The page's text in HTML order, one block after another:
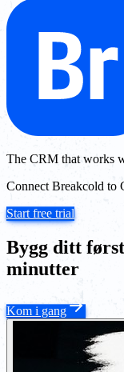
The CRM that works
Connect Breakcold to
Start free trial
Bygg ditt
minutter
Kom i gang